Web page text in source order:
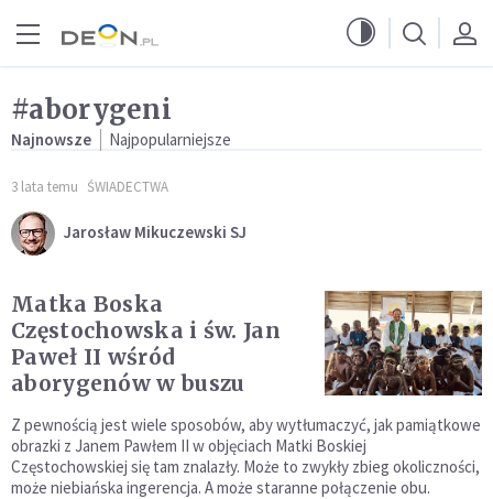
#aborygeni
Najnowsze Najpopularniejsze
3 lata temu ŚWIADECTWA
Jarosław Mikuczewski SJ
Matka Boska
Częstochowska i św. Jan
Paweł II wśród
aborygenów w buszu
Z pewnością jest wiele sposobów, aby wytłumaczyć, jak pamiątkowe
obrazki z Janem Pawłem II w objęciach Matki Boskiej
Częstochowskiej się tam znalazły. Może to zwykły zbieg okoliczności,
może niebiańska ingerencja. A może staranne połączenie obu.